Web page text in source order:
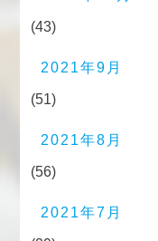
(43)
2021年9月
(51)
2021年8月
(56)
2021年7月